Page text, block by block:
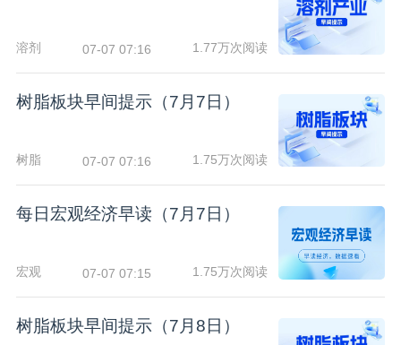
溶剂 07-07 07:16 1.77万次阅读
树脂板块早间提示（7月7日）
树脂 07-07 07:16 1.75万次阅读
每日宏观经济早读（7月7日）
宏观 07-07 07:15 1.75万次阅读
树脂板块早间提示（7月8日）